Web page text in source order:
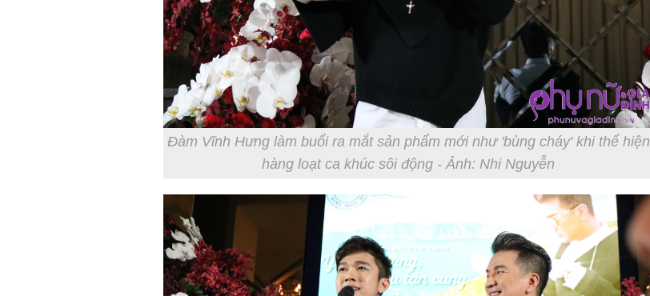
Đàm Vĩnh Hưng làm buổi ra mắt sản phẩm mới như 'bùng cháy' khi thể hiện
hàng loạt ca khúc sôi động - Ảnh: Nhi Nguyễn